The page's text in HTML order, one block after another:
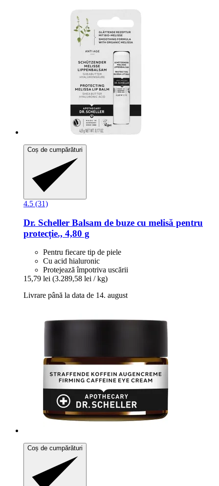
Coș de cumpărături
4.5 (31)
Dr. Scheller Balsam de buze cu melisă pentru
protecție., 4,80 g
Pentru fiecare tip de piele
Cu acid hialuronic
Protejează împotriva uscării
15,79 lei (3.289,58 lei / kg)
Livrare până la data de 14. august
Coș de cumpărături